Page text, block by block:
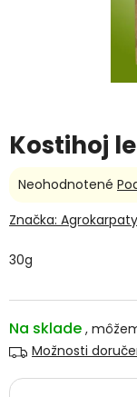
Kostihoj
Na sklade
Možnosti
30g
Priemerné
produktu
0,0
z
hviezdičiek.
Neohodnotené
Značka: Agrokarpaty